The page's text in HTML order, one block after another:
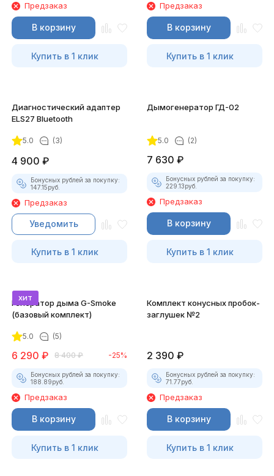
Предзаказ
В корзину
Купить в 1 клик
Предзаказ
В корзину
Купить в 1 клик
Диагностический адаптер
ELS27 Bluetooth
5.0 (3)
4 900 ₽
Бонусных рублей за покупку:
147.15руб.
Предзаказ
Уведомить
Купить в 1 клик
Дымогенератор ГД-02
5.0 (2)
7 630 ₽
Бонусных рублей за покупку:
229.13руб.
Предзаказ
В корзину
Купить в 1 клик
хит
Генератор дыма G-Smoke
(базовый комплект)
5.0 (5)
6 290 ₽ 8 400 ₽ -25%
Бонусных рублей за покупку:
188.89руб.
Предзаказ
В корзину
Купить в 1 клик
Комплект конусных пробок-
заглушек №2
2 390 ₽
Бонусных рублей за покупку:
71.77руб.
Предзаказ
В корзину
Купить в 1 клик